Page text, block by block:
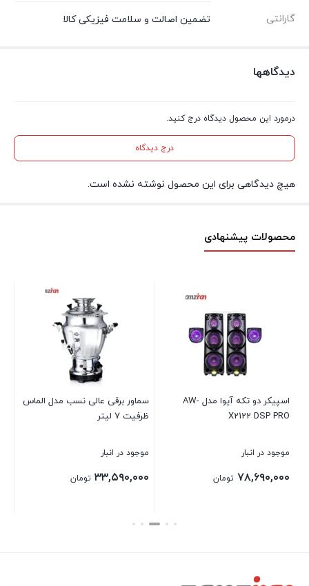
گارانتی تضمین اصالت و سلامت فیزیکی کالا
دیدگاهها
درمورد این محصول دیدگاه درج کنید.
درج دیدگاه
هیچ دیدگاهی برای این محصول نوشته نشده است.
محصولات پیشنهادی
اسپيكر دو تكه آيوا مدل AW-
X2122 DSP PRO
موجود در انبار
۷۸,۶۹۰,۰۰۰ تومان
سماور برقی عالی نسب مدل الماس
ظرفیت 7 لیتر
موجود در انبار
۳۳,۵۹۰,۰۰۰ تومان
بستن